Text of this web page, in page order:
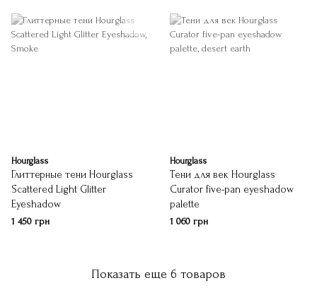
Hourglass
Глиттерные тени Hourglass
Scattered Light Glitter
Eyeshadow
1 450 грн
Hourglass
Тени для век Hourglass
Curator five-pan eyeshadow
palette
1 060 грн
Показать еще 6 товаров